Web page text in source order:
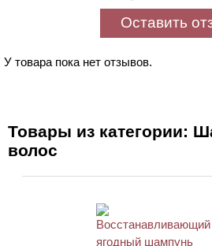
Оставить
У товара пока нет отзывов.
Товары из категории:
волос